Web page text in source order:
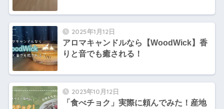
2025年1月12日
アロマキャンドルなら【WoodWick】香
りと音でも癒される！
2023年10月12日
「食べチョク」実際に頼んでみた！産地